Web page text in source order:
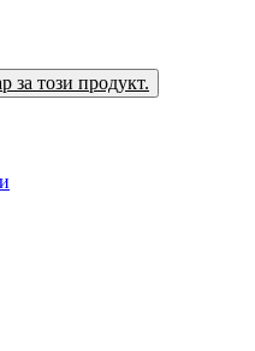
за този продукт.